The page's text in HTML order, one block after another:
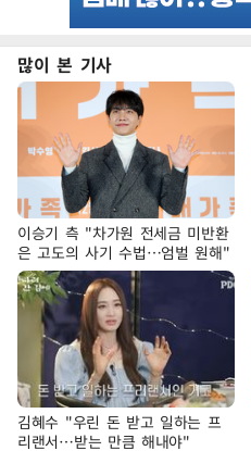
많이 본 기사
이승기 측 "차가원 전세금 미반환
은 고도의 사기 수법…엄벌 원해"
김혜수 "우린 돈 받고 일하는 프
리랜서…받는 만큼 해내야"